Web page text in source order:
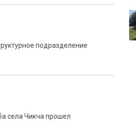
подразделение
села Чикча прошел